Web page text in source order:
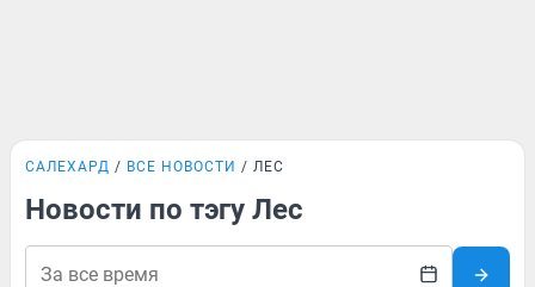
САЛЕХАРД ВСЕ НОВОСТИ ЛЕС
Новости по тэгу Лес